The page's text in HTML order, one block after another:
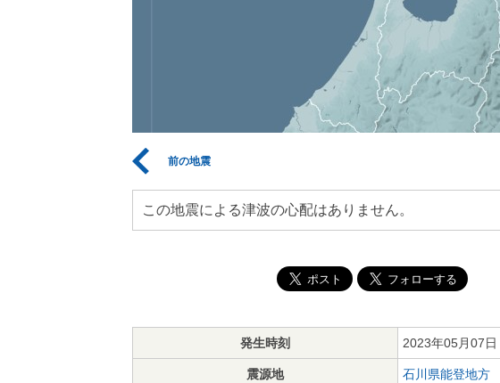
前の地震
この地震による津波の心配はありません。
発生時刻 2023年05月07
震源地 石川県能登地方